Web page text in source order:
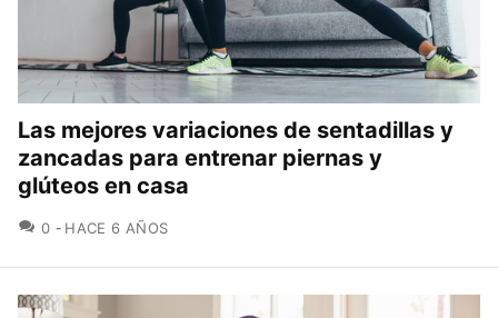
Las mejores variaciones de sentadillas y
zancadas para entrenar piernas y
glúteos en casa
0 COMENTARIOS
HACE 6 AÑOS